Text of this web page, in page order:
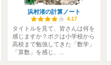
浜村渚の計算ノート
4.17
タイトルを見て、皆さんは何を
感じますか？ボクは小学校から
高校まで勉強してきた「数学」
「算数」を感じ、...